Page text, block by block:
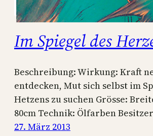
Im Spiegel des
Beschreibung: Wirkung: Kraft
entdecken, Mut sich selbst im
Hetzens zu suchen Grösse:
80cm Technik: Ölfarben
27. März 2013